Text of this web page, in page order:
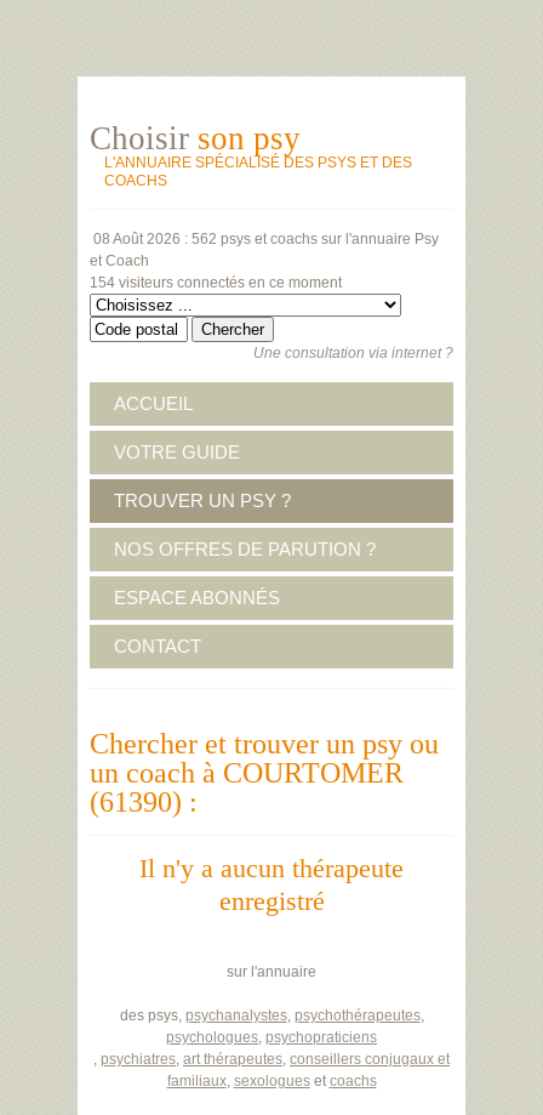
Choisir son psy
L'ANNUAIRE SPÉCIALISÉ DES PSYS ET DES
COACHS
08 Août 2026 : 562 psys et coachs sur l'annuaire Psy
et Coach
154 visiteurs connectés en ce moment
Une consultation via internet ?
ACCUEIL
VOTRE GUIDE
TROUVER UN PSY ?
NOS OFFRES DE PARUTION ?
ESPACE ABONNÉS
CONTACT
Chercher et trouver un psy ou
un coach à COURTOMER
(61390) :
Il n'y a aucun thérapeute
enregistré
sur l'annuaire
des psys, psychanalystes, psychothérapeutes,
psychologues, psychopraticiens
, psychiatres, art thérapeutes, conseillers conjugaux et
familiaux, sexologuesetcoachs